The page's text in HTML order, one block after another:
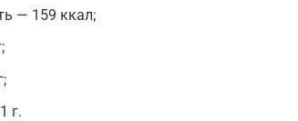
— 159 ккал;
г.